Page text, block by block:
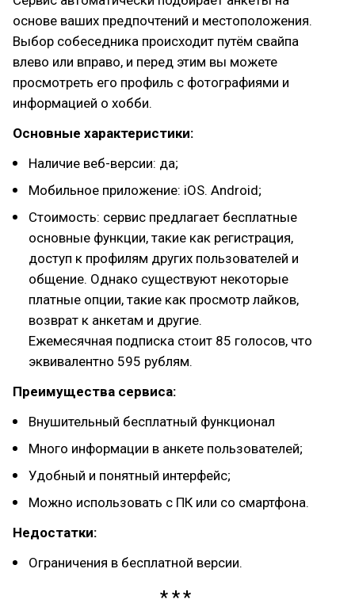
основе ваших предпочтений и местоположения.
Выбор собеседника происходит путём свайпа
влево или вправо, и перед этим вы можете
просмотреть его профиль с фотографиями и
информацией о хобби.
Основные характеристики:
Наличие веб-версии: да;
Мобильное приложение: iOS. Android;
Стоимость: сервис предлагает бесплатные
основные функции, такие как регистрация,
доступ к профилям других пользователей и
общение. Однако существуют некоторые
платные опции, такие как просмотр лайков,
возврат к анкетам и другие.
Ежемесячная подписка стоит 85 голосов, что
эквивалентно 595 рублям.
Преимущества сервиса:
Внушительный бесплатный функционал
Много информации в анкете пользователей;
Удобный и понятный интерфейс;
Можно использовать с ПК или со смартфона.
Недостатки:
Ограничения в бесплатной версии.